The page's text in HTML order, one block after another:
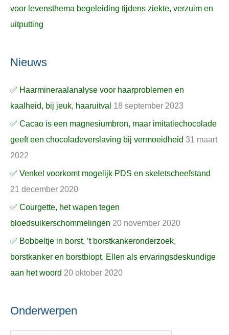
voor levensthema begeleiding tijdens ziekte, verzuim en
uitputting
Nieuws
✅ Haarmineraalanalyse voor haarproblemen en
kaalheid, bij jeuk, haaruitval 18 september 2023
✅ Cacao is een magnesiumbron, maar imitatiechocolade
geeft een chocoladeverslaving bij vermoeidheid 31 maart
2022
✅ Venkel voorkomt mogelijk PDS en skeletscheefstand
21 december 2020
✅ Courgette, het wapen tegen
bloedsuikerschommelingen 20 november 2020
✅ Bobbeltje in borst, ’t borstkankeronderzoek,
borstkanker en borstbiopt, Ellen als ervaringsdeskundige
aan het woord 20 oktober 2020
Onderwerpen